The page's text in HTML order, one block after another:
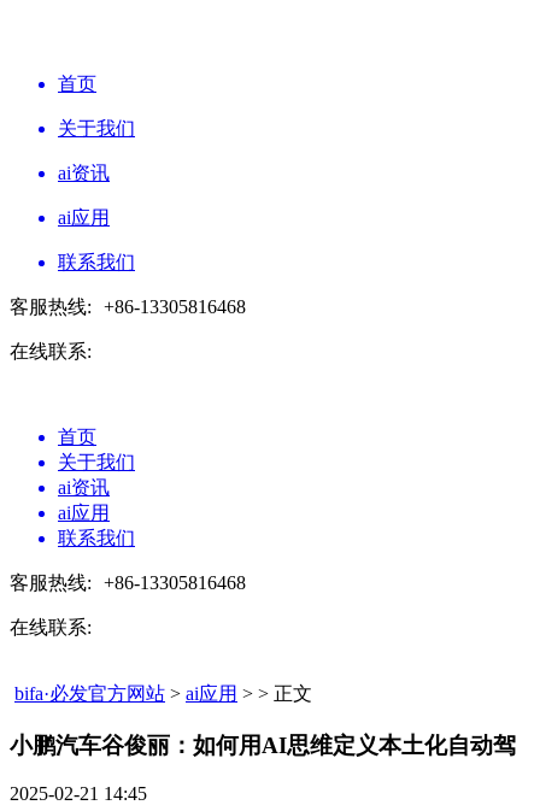
首页
关于我们
ai资讯
ai应用
联系我们
客服热线: +86-13305816468
在线联系:
首页
关于我们
ai资讯
ai应用
联系我们
客服热线: +86-13305816468
在线联系:
bifa·必发官方网站 > ai应用 > > 正文
小鹏汽车谷俊丽：如何用AI思维定义本土化自动驾​
2025-02-21 14:45